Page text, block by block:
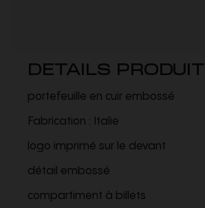
DETAILS PRODUIT
portefeuille en cuir embossé
Fabrication : Italie
logo imprimé sur le devant
détail embossé
compartiment à billets